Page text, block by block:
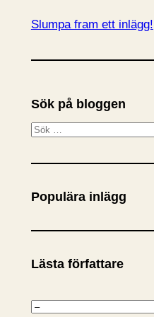
Slumpa fram ett inlägg!
Sök på bloggen
S
k
Populära inlägg
Lästa författare
K